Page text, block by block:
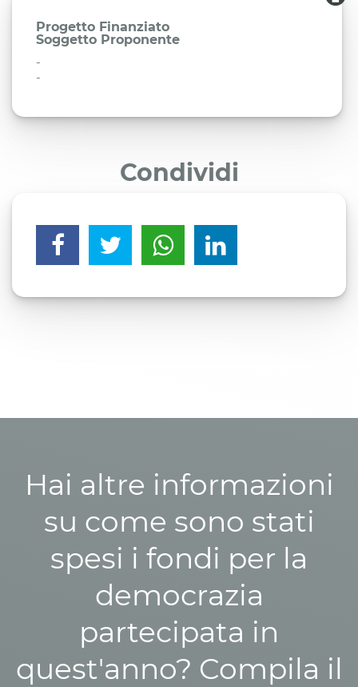
Progetto Finanziato
Soggetto Proponente
-
-
Condividi
Hai altre informazioni
su come sono stati
spesi i fondi per la
democrazia
partecipata in
quest'anno? Compila il